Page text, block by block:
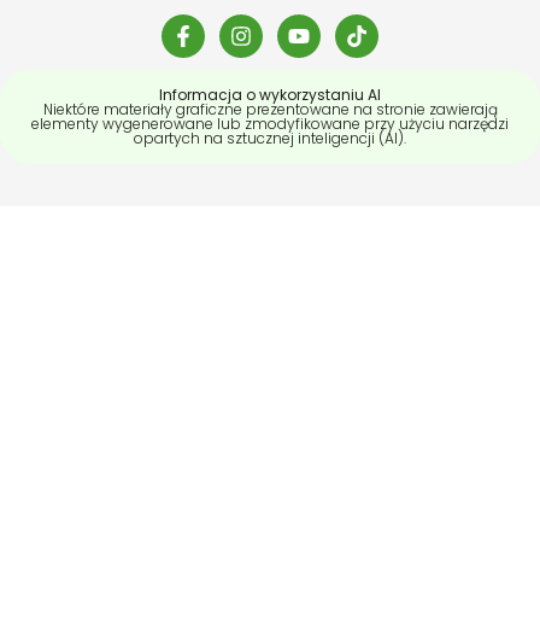
Informacja o wykorzystaniu AI
Niektóre materiały graficzne prezentowane na stronie zawierają
elementy wygenerowane lub zmodyfikowane przy użyciu narzędzi
opartych na sztucznej inteligencji (AI).